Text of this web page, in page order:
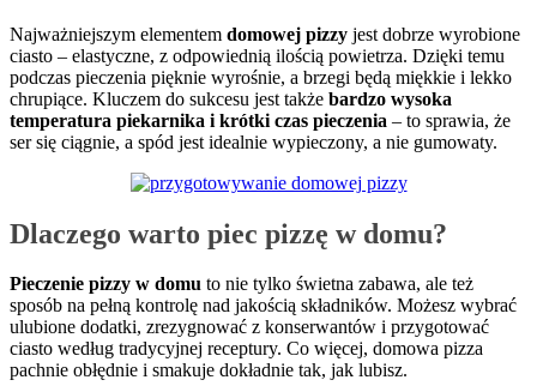
Najważniejszym elementem domowej pizzy jest dobrze wyrobione
ciasto – elastyczne, z odpowiednią ilością powietrza. Dzięki temu
podczas pieczenia pięknie wyrośnie, a brzegi będą miękkie i lekko
chrupiące. Kluczem do sukcesu jest także bardzo wysoka
temperatura piekarnika i krótki czas pieczenia – to sprawia, że
ser się ciągnie, a spód jest idealnie wypieczony, a nie gumowaty.
Dlaczego warto piec pizzę w domu?
Pieczenie pizzy w domu to nie tylko świetna zabawa, ale też
sposób na pełną kontrolę nad jakością składników. Możesz wybrać
ulubione dodatki, zrezygnować z konserwantów i przygotować
ciasto według tradycyjnej receptury. Co więcej, domowa pizza
pachnie obłędnie i smakuje dokładnie tak, jak lubisz.